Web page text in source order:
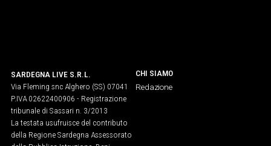
SARDEGNA LIVE S.R.L.
Via Fleming snc Alghero (SS) 07041
P.IVA 02622400906 - Registrazione
tribunale di Sassari n. 3/2013
La testata usufruisce del contributo
della Regione Sardegna Assessorato
CHI SIAMO
Redazione